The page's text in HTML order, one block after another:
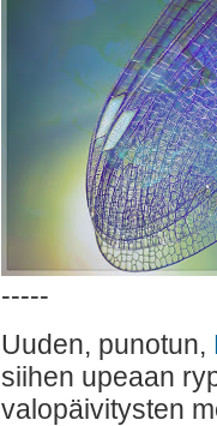
-----
Uuden, punotun,
siihen upeaan
valopäivitysten